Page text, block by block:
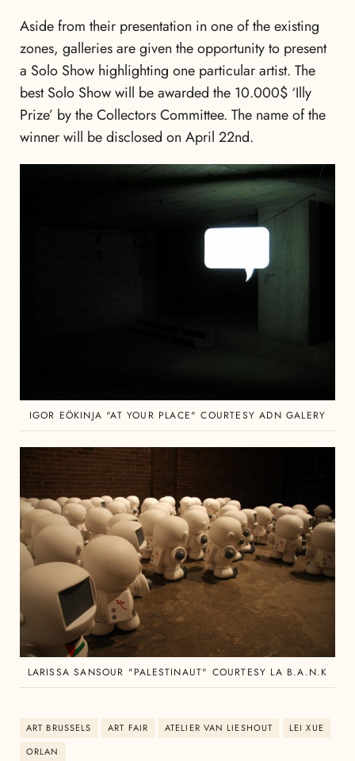
Aside from their presentation in one of the existing
zones, galleries are given the opportunity to present
a Solo Show highlighting one particular artist. The
best Solo Show will be awarded the 10.000$ ‘Illy
Prize’ by the Collectors Committee. The name of the
winner will be disclosed on April 22nd.
IGOR EÖKINJA "AT YOUR PLACE" COURTESY ADN GALERY
LARISSA SANSOUR "PALESTINAUT" COURTESY LA B.A.N.K
ART BRUSSELS ART FAIR ATELIER VAN LIESHOUT
LEI XUE
ORLAN